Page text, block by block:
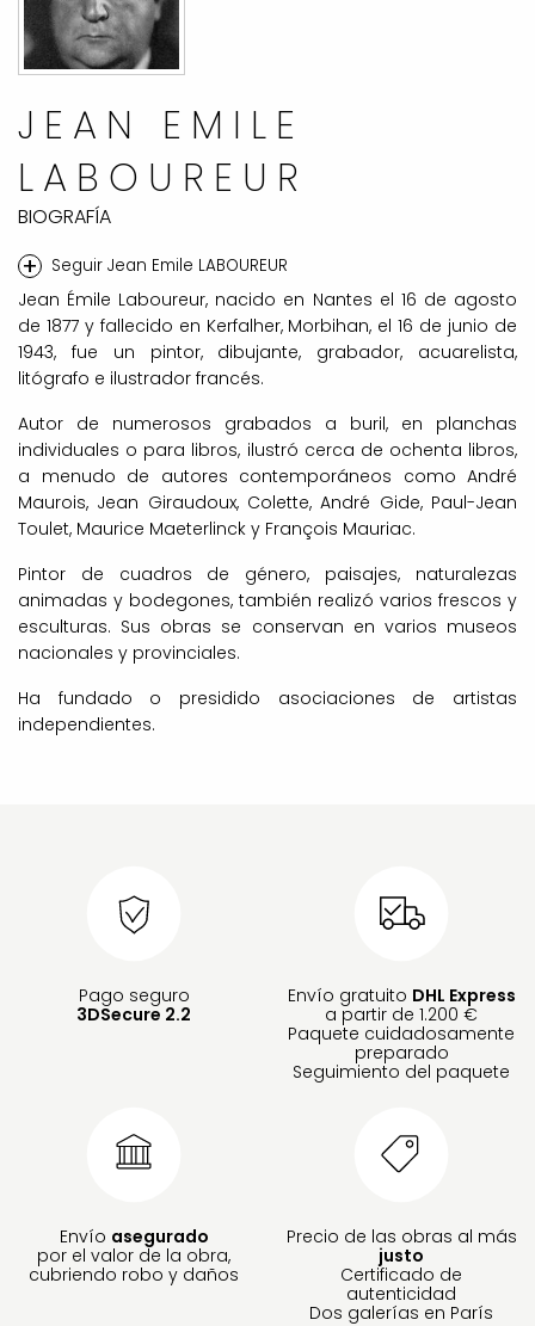
JEAN EMILE
LABOUREUR
BIOGRAFÍA
+ Seguir Jean Emile LABOUREUR
Jean Émile Laboureur, nacido en Nantes el 16 de agosto
de 1877 y fallecido en Kerfalher, Morbihan, el 16 de junio de
1943, fue un pintor, dibujante, grabador, acuarelista,
litógrafo e ilustrador francés.
Autor de numerosos grabados a buril, en planchas
individuales o para libros, ilustró cerca de ochenta libros,
a menudo de autores contemporáneos como André
Maurois, Jean Giraudoux, Colette, André Gide, Paul-Jean
Toulet, Maurice Maeterlinck y François Mauriac.
Pintor de cuadros de género, paisajes, naturalezas
animadas y bodegones, también realizó varios frescos y
esculturas. Sus obras se conservan en varios museos
nacionales y provinciales.
Ha fundado o presidido asociaciones de artistas
independientes.
Pago seguro
3DSecure 2.2
Envío gratuito DHL Express
a partir de 1.200 €
Paquete cuidadosamente
preparado
Seguimiento del paquete
Envío asegurado
por el valor de la obra,
cubriendo robo y daños
Precio de las obras al más
justo
Certificado de
autenticidad
Dos galerías en París